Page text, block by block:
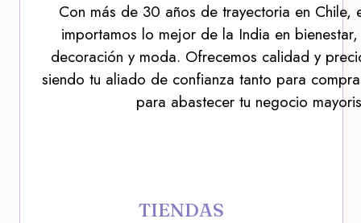
Con más de 30 años de trayectoria en Chile,
importamos lo mejor de la India en
decoración y moda. Ofrecemos calidad y
siendo tu aliado de confianza tanto para
para abastecer tu negocio
TIENDAS